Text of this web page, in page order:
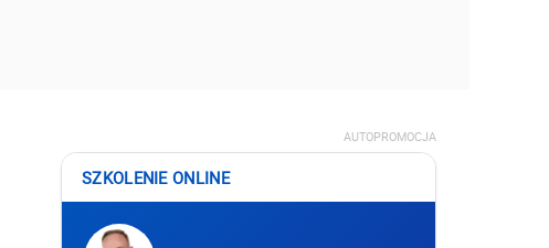
AUTOPROMOCJA
SZKOLENIE ONLINE